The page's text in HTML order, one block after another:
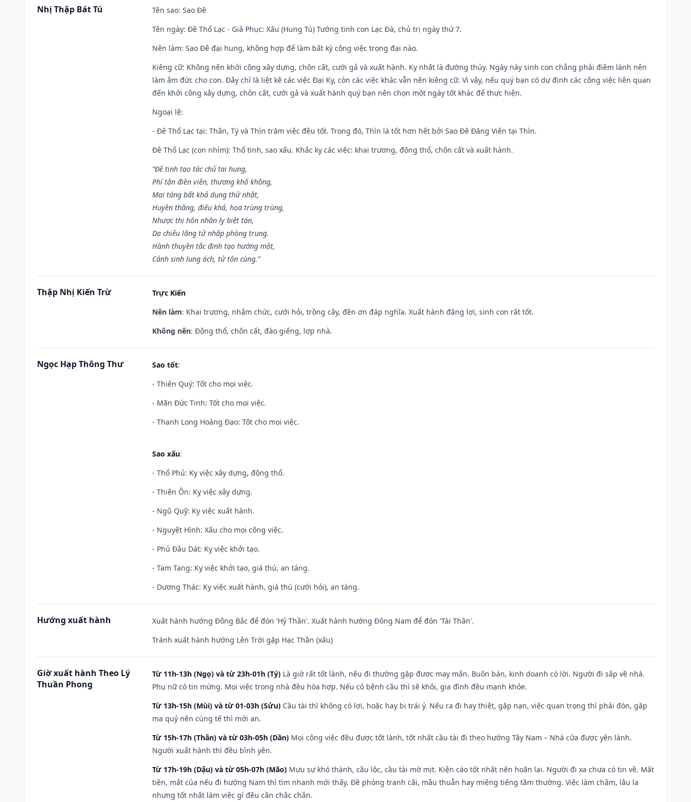
Nhị Thập Bát Tú Tên sao: Sao Đê
Tên ngày: Đê Thổ Lạc - Giả Phục: Xấu (Hung Tú) Tướng tinh con Lạc Đà, chủ trị ngày thứ 7.
Nên làm: Sao Đê đại hung, không hợp để làm bất kỳ công việc trọng đại nào.
Kiêng cữ: Không nên khởi công xây dựng, chôn cất, cưới gả và xuất hành. Kỵ nhất là đường thủy. Ngày này sinh con chẳng phải điềm lành nên
làm âm đức cho con. Đây chỉ là liệt kê các việc Đại Kỵ, còn các việc khác vẫn nên kiêng cữ. Vì vậy, nếu quý bạn có dự định các công việc liên quan
đến khởi công xây dựng, chôn cất, cưới gả và xuất hành quý bạn nên chọn một ngày tốt khác để thực hiện.
Ngoại lệ:
- Đê Thổ Lạc tại: Thân, Tý và Thìn trăm việc đều tốt. Trong đó, Thìn là tốt hơn hết bởi Sao Đê Đăng Viên tại Thìn.
Đê Thổ Lạc (con nhím): Thổ tinh, sao xấu. Khắc kỵ các việc: khai trương, động thổ, chôn cất và xuất hành.
“Đê tinh tạo tác chủ tai hung,
Phí tận điền viên, thương khố không,
Mai táng bất khả dụng thử nhật,
Huyền thằng, điếu khả, họa trùng trùng,
Nhược thị hôn nhân ly biệt tán,
Dạ chiêu lãng tử nhập phòng trung.
Hành thuyền tắc định tạo hướng một,
Cánh sinh lung ách, tử tôn cùng.”
Thập Nhị Kiến Trừ
Trực Kiến
Nên làm: Khai trương, nhậm chức, cưới hỏi, trồng cây, đền ơn đáp nghĩa. Xuất hành đặng lợi, sinh con rất tốt.
Không nên: Động thổ, chôn cất, đào giếng, lợp nhà.
Ngọc Hạp Thông Thư Sao tốt:
- Thiên Quý: Tốt cho mọi việc.
- Mãn Đức Tinh: Tốt cho mọi việc.
- Thanh Long Hoàng Đạo: Tốt cho mọi việc.
Sao xấu:
- Thổ Phủ: Kỵ việc xây dựng, động thổ.
- Thiên Ôn: Kỵ việc xây dựng.
- Ngũ Quỹ: Kỵ việc xuất hành.
- Nguyệt Hình: Xấu cho mọi công việc.
- Phủ Đầu Dát: Kỵ việc khởi tạo.
- Tam Tang: Kỵ việc khởi tạo, giá thú, an táng.
- Dương Thác: Kỵ việc xuất hành, giá thú (cưới hỏi), an táng.
Hướng xuất hành
Xuất hành hướng Đông Bắc để đón 'Hỷ Thần'. Xuất hành hướng Đông Nam để đón 'Tài Thần'.
Tránh xuất hành hướng Lên Trời gặp Hạc Thần (xấu)
Giờ xuất hành Theo Lý
Thuần Phong
Từ 11h-13h (Ngọ) và từ 23h-01h (Tý) Là giờ rất tốt lành, nếu đi thường gặp được may mắn. Buôn bán, kinh doanh có lời. Người đi sắp về nhà.
Phụ nữ có tin mừng. Mọi việc trong nhà đều hòa hợp. Nếu có bệnh cầu thì sẽ khỏi, gia đình đều mạnh khỏe.
Từ 13h-15h (Mùi) và từ 01-03h (Sửu) Cầu tài thì không có lợi, hoặc hay bị trái ý. Nếu ra đi hay thiệt, gặp nạn, việc quan trọng thì phải đòn, gặp
ma quỷ nên cúng tế thì mới an.
Từ 15h-17h (Thân) và từ 03h-05h (Dần) Mọi công việc đều được tốt lành, tốt nhất cầu tài đi theo hướng Tây Nam – Nhà cửa được yên lành.
Người xuất hành thì đều bình yên.
Từ 17h-19h (Dậu) và từ 05h-07h (Mão) Mưu sự khó thành, cầu lộc, cầu tài mờ mịt. Kiện cáo tốt nhất nên hoãn lại. Người đi xa chưa có tin về. Mất
tiền, mất của nếu đi hướng Nam thì tìm nhanh mới thấy. Đề phòng tranh cãi, mâu thuẫn hay miệng tiếng tầm thường. Việc làm chậm, lâu la
nhưng tốt nhất làm việc gì đều cần chắc chắn.